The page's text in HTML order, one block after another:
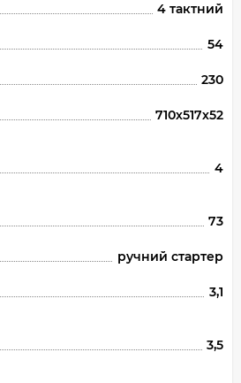
4 тактний
54
230
710х517х52
4
73
ручний стартер
3,1
3,5